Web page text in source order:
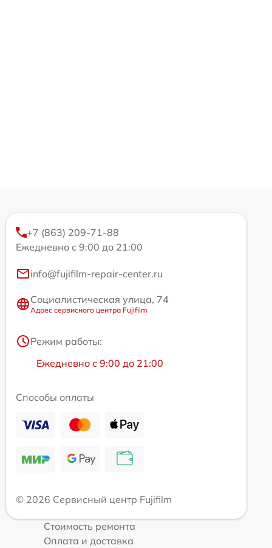
+7 (863) 209-71-88
Ежедневно с 9:00 до 21:00
info@fujifilm-repair-center.ru
Социалистическая улица, 74
Адрес сервисного центра Fujifilm
Режим работы:
Ежедневно с 9:00 до 21:00
Способы оплаты
© 2026 Сервисный центр Fujifilm
Стоимость ремонта
Оплата и доставка